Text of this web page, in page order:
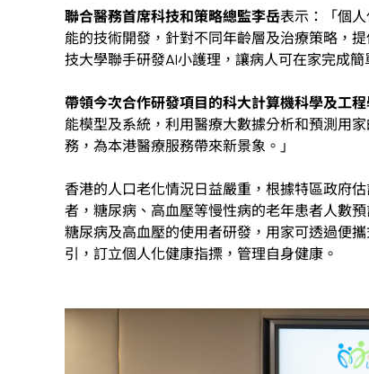
聯合醫務首席科技和策略總監李岳表示：「個
能的技術開發，針對不同年齡層及治療策略，
技大學聯手研發AI小護理，讓病人可在家完成
帶領今次合作研發項目的科大計算機科學及工
能模型及系統，利用醫療大數據分析和預測用
務，為本港醫療服務帶來新景象。」
香港的人口老化情況日益嚴重，根據特區政府
者，糖尿病、高血壓等慢性病的老年患者人數
糖尿病及高血壓的使用者研發，用家可透過便
引，訂立個人化健康指摽，管理自身健康。